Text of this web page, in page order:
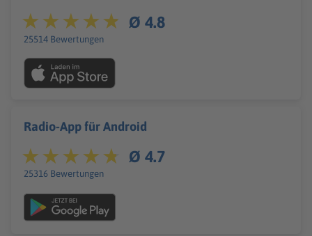
Ø 4.8
25514 Bewertungen
Radio-App für Android
Ø 4.7
25316 Bewertungen